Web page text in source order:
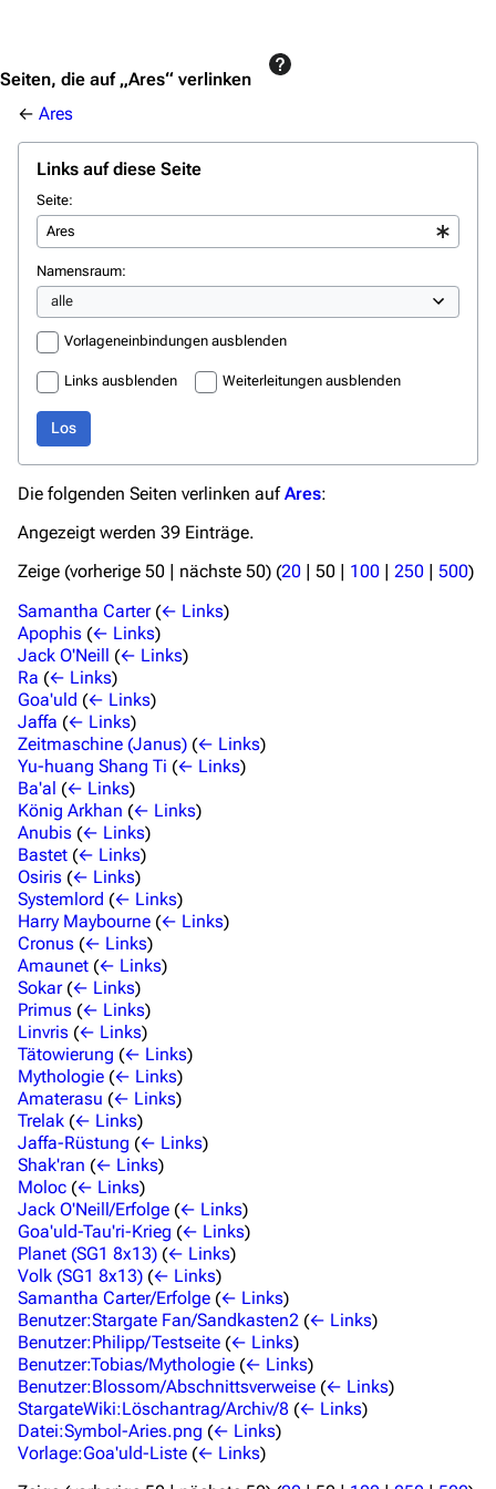
3638 2133 346.354
Hauptseite
Von A bis Z
Datei hochladen
Filme und Serien
Überblick
Stargate SG-1
Stargate Atlantis
Stargate Universe
Stargate Origins
Stargate Infinity
Stargate-Romane
Filme
Das Stargate-Universum
Themenportal
Personen
Völker
Orte
Objekte
Zeitleiste
Fanprojekte
Kommerzielles
Mitmachen
Hilfe
Autorenportal
Themengruppen
Letzte Änderungen
Seiten, die auf „Ares“ verlinken
← Ares
Links auf diese Seite
Seite:
Namensraum:
Vorlageneinbindungen ausblenden
Links ausblenden Weiterleitungen ausblenden
Los
Die folgenden Seiten verlinken aufAres:
Angezeigt werden 39 Einträge.
Zeige (vorherige 50 nächste 50) (20 50 100 250 500)
Samantha Carter (← Links)
Apophis (← Links)
Jack O'Neill
(← Links)
Ra (← Links)
Goa'uld (← Links)
Jaffa (← Links)
Zeitmaschine (Janus) (← Links)
Yu-huang Shang Ti (← Links)
Ba'al (← Links)
König Arkhan (← Links)
Anubis (← Links)
Bastet (← Links)
Osiris (← Links)
Systemlord (← Links)
Harry Maybourne (← Links)
Cronus (← Links)
Amaunet (← Links)
Sokar (← Links)
Primus (← Links)
Linvris (← Links)
Tätowierung (← Links)
Mythologie (← Links)
Amaterasu (← Links)
Trelak (← Links)
Jaffa-Rüstung (← Links)
Shak'ran (← Links)
Moloc (← Links)
Jack O'Neill/Erfolge (← Links)
Goa'uld-Tau'ri-Krieg (← Links)
Planet (SG1 8x13) (← Links)
Volk (SG1 8x13) (← Links)
Samantha Carter/Erfolge (← Links)
Benutzer:Stargate Fan/Sandkasten2 (← Links)
Benutzer:Philipp/Testseite (← Links)
Benutzer:Tobias/Mythologie (← Links)
Benutzer:Blossom/Abschnittsverweise (← Links)
StargateWiki:Löschantrag/Archiv/8 (← Links)
Datei:Symbol-Aries.png (← Links)
Vorlage:Goa'uld-Liste (← Links)